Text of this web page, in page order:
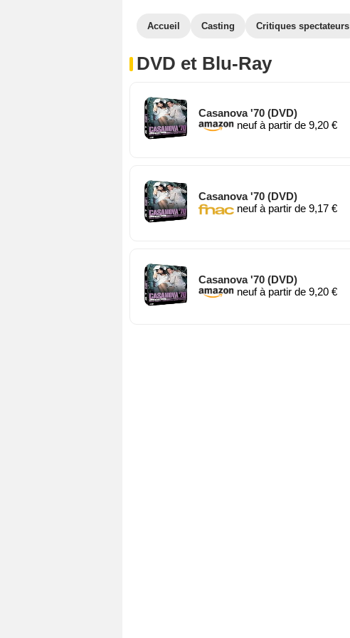
Accueil Casting Critiques spectateurs
DVD et Blu-Ray
Casanova '70 (DVD)
neuf à partir de 9,20 €
Casanova '70 (DVD)
neuf à partir de 9,17 €
Casanova '70 (DVD)
neuf à partir de 9,20 €